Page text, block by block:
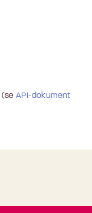
(seAPI-dokument